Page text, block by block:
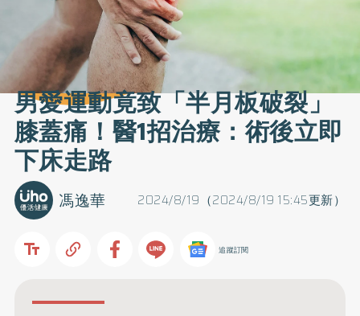
男愛運動竟致「半月板破裂」
膝蓋痛！醫1招治療：術後立即
下床走路
2024/8/19（2024/8/19 15:45更新）
馮逸華
追蹤訂閱